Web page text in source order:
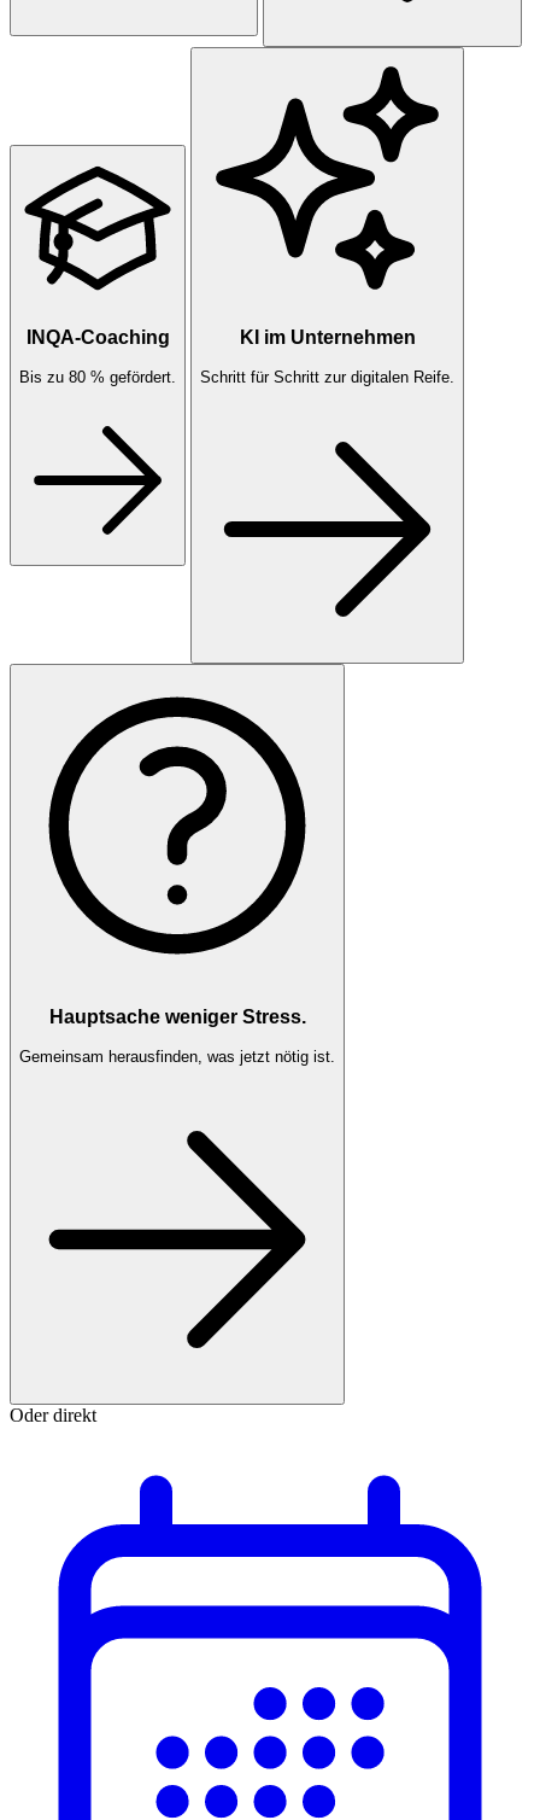
INQA-Coaching
Bis zu 80 % gefördert.
KI im Unternehmen
Schritt für Schritt zur digitalen Reife.
Hauptsache weniger Stress.
Gemeinsam herausfinden, was jetzt nötig ist.
Oder direkt